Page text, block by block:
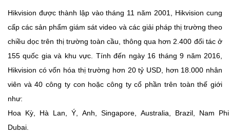
Hikvision được thành lập vào tháng 11 năm 2001, Hikvision cung
cấp các sản phẩm giám sát video và các giải pháp thị trường theo
chiều dọc trên thị trường toàn cầu, thông qua hơn 2.400 đối tác ở
155 quốc gia và khu vực. Tính đến ngày 16 tháng 9 năm 2016,
Hikvision có vốn hóa thị trường hơn 20 tỷ USD, hơn 18.000 nhân
viên và 40 công ty con hoặc công ty cổ phần trên toàn thế giới
như:
Hoa Kỳ, Hà Lan, Ý, Anh, Singapore, Australia, Brazil, Nam
Phi
Dubai.